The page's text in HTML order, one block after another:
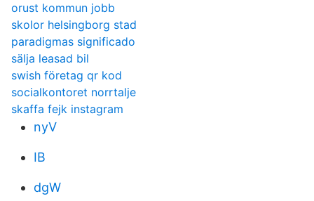
orust kommun jobb
skolor helsingborg stad
paradigmas significado
sälja leasad bil
swish företag qr kod
socialkontoret norrtalje
skaffa fejk instagram
nyV
IB
dgW